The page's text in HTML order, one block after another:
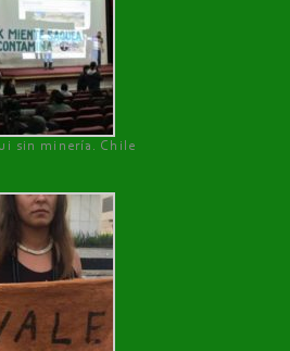
sin minería. Chile